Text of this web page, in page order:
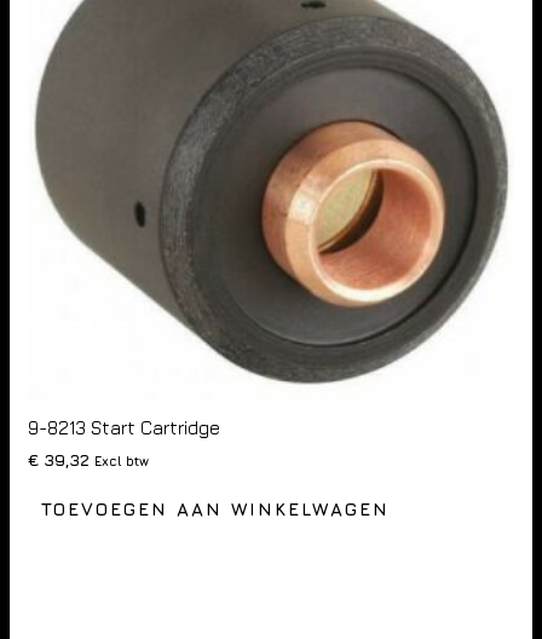
9-8213 Start Cartridge
€ 39,32 Excl btw
TOEVOEGEN AAN WINKELWAGEN